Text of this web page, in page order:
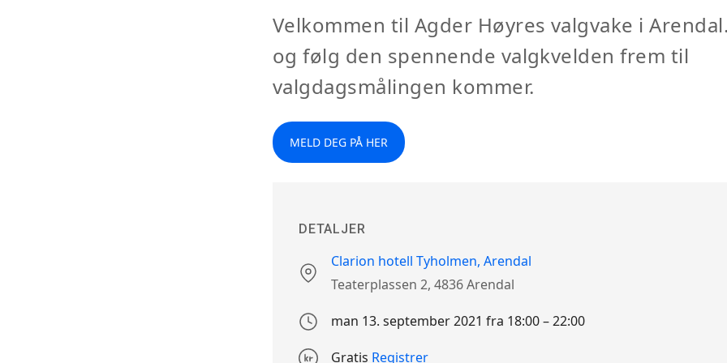
Velkommen til Agder Høyres valgvake i
og følg den spennende valgkvelden frem til
valgdagsmålingen kommer.
MELD DEG PÅ HER
DETALJER
Stedet
Clarion hotell Tyholmen, Arendal
Teaterplassen 2, 4836 Arendal
Arrangement
dato
man 13. september 2021 fra 18:00 – 22:00
Påmeldingsdetajer
Gratis Registrer